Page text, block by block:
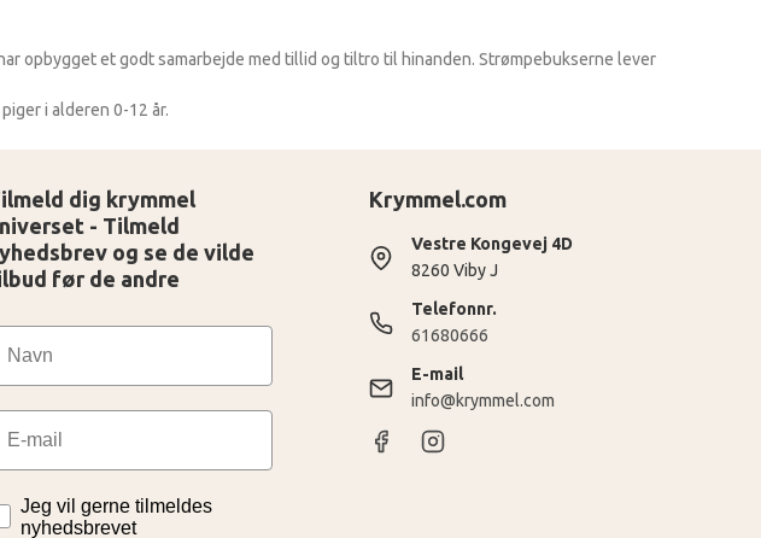
opbygget et godt samarbejde med tillid og tiltro til hinanden. Strømpebukserne lever
i alderen 0-12 år.
dig krymmel
- Tilmeld
og se de vilde
før de andre
Jeg vil gerne tilmeldes
nyhedsbrevet
Krymmel.com
Vestre Kongevej 4D
8260 Viby J
Telefonnr.
61680666
E-mail
info@krymmel.com